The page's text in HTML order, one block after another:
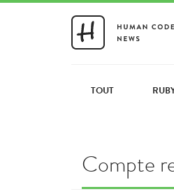
TOUT
Compte